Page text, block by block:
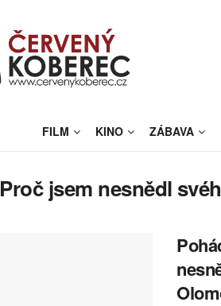
FILM KINO ZÁBAVA
Proč jsem nesnědl